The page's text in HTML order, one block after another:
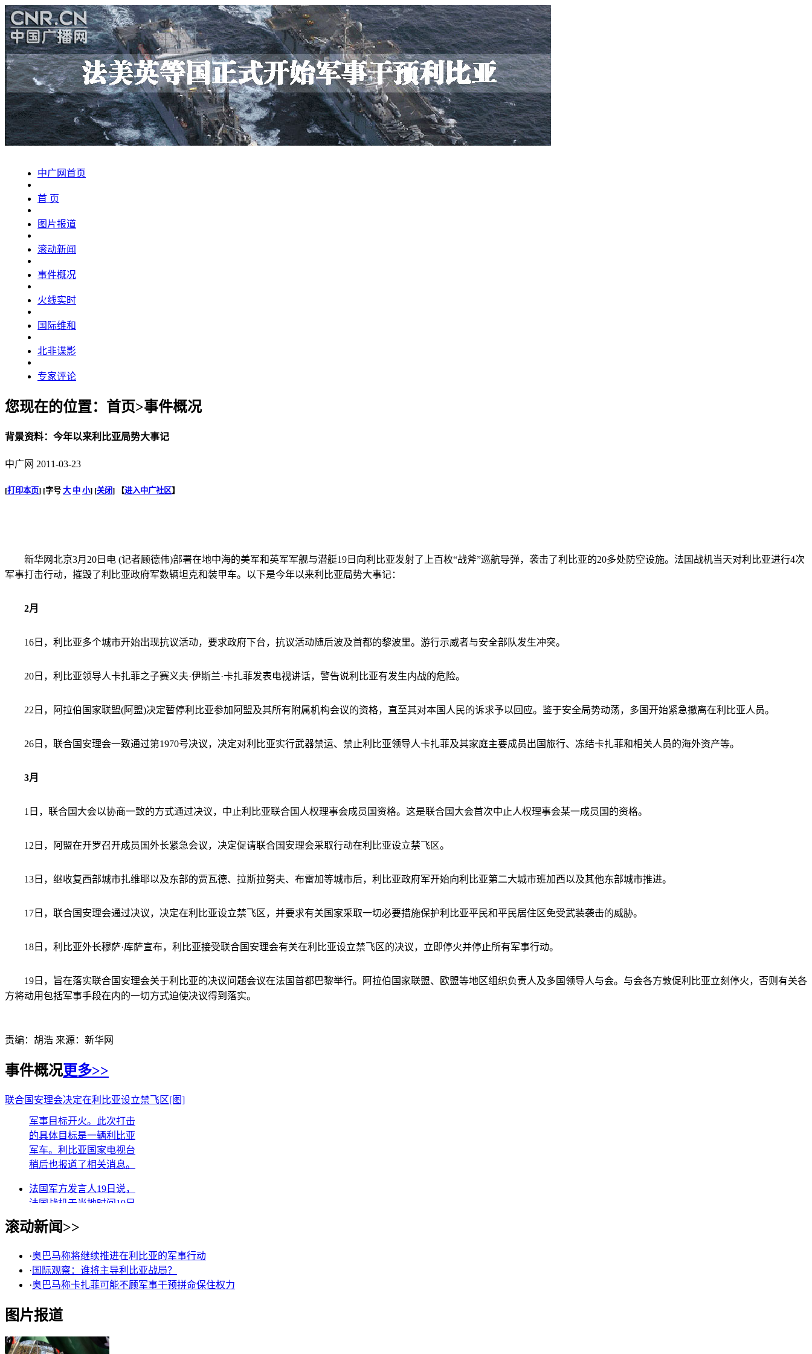
中广网首页
首 页
图片报道
滚动新闻
事件概况
火线实时
国际维和
北非谍影
专家评论
您现在的位置：首页>事件概况
背景资料：今年以来利比亚局势大事记
中广网 2011-03-23
[打印本页] [字号 大 中 小] [关闭] 【进入中广社区】
新华网北京3月20日电 (记者顾德伟)部署在地中海的美军和英军军舰与潜艇19日向利比亚发射了上百枚“战斧”巡航导弹，袭击了利比亚的20多处防空设施。法国战机当天对利比亚进行4次
军事打击行动，摧毁了利比亚政府军数辆坦克和装甲车。以下是今年以来利比亚局势大事记：
2月
16日，利比亚多个城市开始出现抗议活动，要求政府下台，抗议活动随后波及首都的黎波里。游行示威者与安全部队发生冲突。
20日，利比亚领导人卡扎菲之子赛义夫·伊斯兰·卡扎菲发表电视讲话，警告说利比亚有发生内战的危险。
22日，阿拉伯国家联盟(阿盟)决定暂停利比亚参加阿盟及其所有附属机构会议的资格，直至其对本国人民的诉求予以回应。鉴于安全局势动荡，多国开始紧急撤离在利比亚人员。
26日，联合国安理会一致通过第1970号决议，决定对利比亚实行武器禁运、禁止利比亚领导人卡扎菲及其家庭主要成员出国旅行、冻结卡扎菲和相关人员的海外资产等。
3月
1日，联合国大会以协商一致的方式通过决议，中止利比亚联合国人权理事会成员国资格。这是联合国大会首次中止人权理事会某一成员国的资格。
12日，阿盟在开罗召开成员国外长紧急会议，决定促请联合国安理会采取行动在利比亚设立禁飞区。
13日，继收复西部城市扎维耶以及东部的贾瓦德、拉斯拉努夫、布雷加等城市后，利比亚政府军开始向利比亚第二大城市班加西以及其他东部城市推进。
17日，联合国安理会通过决议，决定在利比亚设立禁飞区，并要求有关国家采取一切必要措施保护利比亚平民和平民居住区免受武装袭击的威胁。
18日，利比亚外长穆萨·库萨宣布，利比亚接受联合国安理会有关在利比亚设立禁飞区的决议，立即停火并停止所有军事行动。
19日，旨在落实联合国安理会关于利比亚的决议问题会议在法国首都巴黎举行。阿拉伯国家联盟、欧盟等地区组织负责人及多国领导人与会。与会各方敦促利比亚立刻停火，否则有关各
方将动用包括军事手段在内的一切方式迫使决议得到落实。
责编：胡浩 来源：新华网
事件概况更多>>
联合国安理会决定在利比亚设立禁飞区[图]
法国战机于当地时间19日
日0点45分)向利比亚地面
的具体目标是一辆利比亚
军车。利比亚国家电视台
稍后也报道了相关消息。
法国战机于当地时间19日
日0点45分)向利比亚地面
的具体目标是一辆利比亚
军车。利比亚国家电视台
稍后也报道了相关消息。
滚动新闻>>
·奥巴马称将继续推进在利比亚的军事行动
· 国际观察：谁将主导利比亚战局？
·奥巴马称卡扎菲可能不顾军事干预拼命保住权力
图片报道